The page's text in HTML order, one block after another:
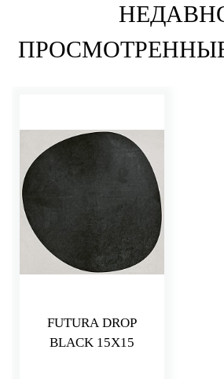
FUTURA DROP
BLACK 15X15